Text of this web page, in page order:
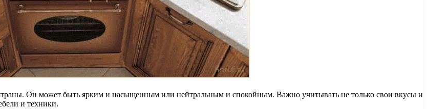
Он может быть ярким и насыщенным или нейтральным и спокойным. Важно учитывать не только свои вкусы и
и техники.